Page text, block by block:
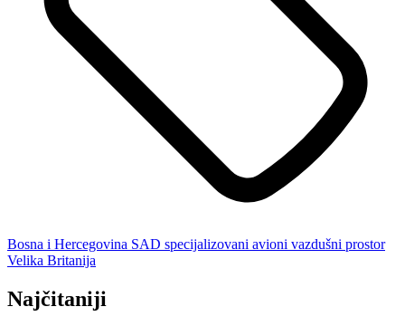
Bosna i Hercegovina SAD specijalizovani avioni vazdušni prostor
Velika Britanija
Najčitaniji